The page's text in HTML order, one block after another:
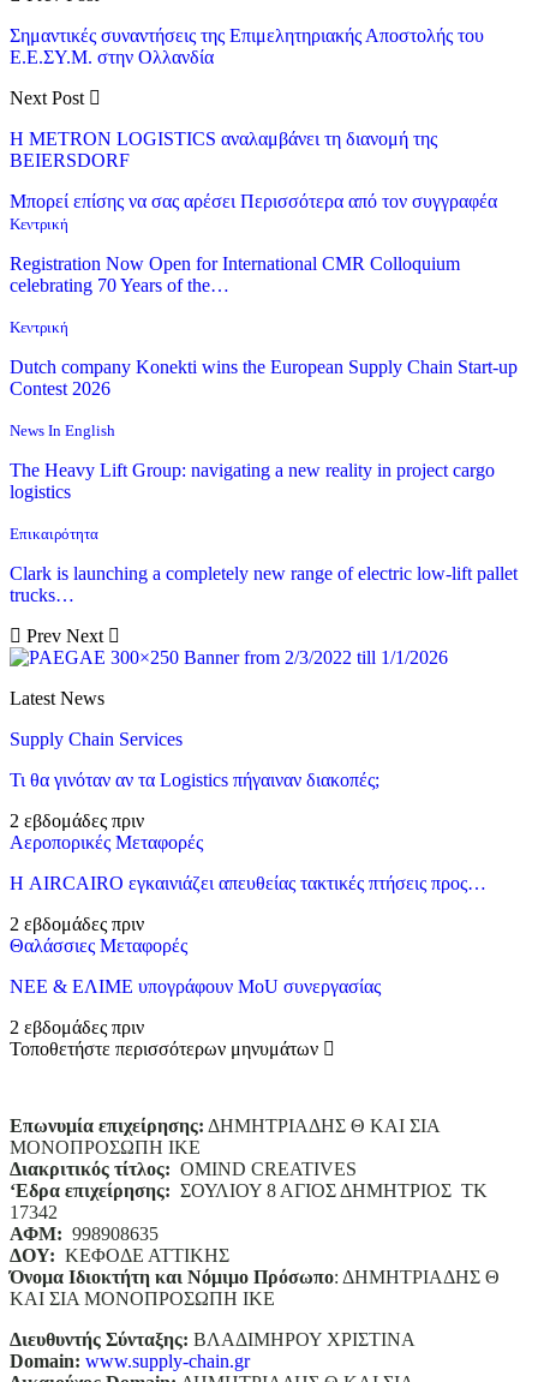
Σημαντικές συναντήσεις της Επιμελητηριακής Αποστολής του
Ε.Ε.ΣΥ.Μ. στην Ολλανδία
Next Post
Η METRON LOGISTICS αναλαμβάνει τη διανομή της
BEIERSDORF
Μπορεί επίσης να σας αρέσει Περισσότερα από τον συγγραφέα
Κεντρική
Registration Now Open for International CMR Colloquium
celebrating 70 Years of the…
Κεντρική
Dutch company Konekti wins the European Supply Chain Start-up
Contest 2026
News In English
The Heavy Lift Group: navigating a new reality in project cargo
logistics
Επικαιρότητα
Clark is launching a completely new range of electric low-lift pallet
trucks…
Prev Next
Latest News
Supply Chain Services
Τι θα γινόταν αν τα Logistics πήγαιναν διακοπές;
2 εβδομάδες πριν
Αεροπορικές Μεταφορές
Η AIRCAIRO εγκαινιάζει απευθείας τακτικές πτήσεις προς…
2 εβδομάδες πριν
Θαλάσσιες Μεταφορές
ΝΕΕ & ΕΛΙΜΕ υπογράφουν MoU συνεργασίας
2 εβδομάδες πριν
Τοποθετήστε περισσότερων μηνυμάτων
Επωνυμία επιχείρησης: ΔΗΜΗΤΡΙΑΔΗΣ Θ ΚΑΙ ΣΙΑ
ΜΟΝΟΠΡΟΣΩΠΗ ΙΚΕ
Διακριτικός τίτλος: ΟΜΙΝD CREATIVES
‘Eδρα επιχείρησης: ΣΟΥΛΙΟΥ 8 ΑΓΙΟΣ ΔΗΜΗΤΡΙΟΣ ΤΚ
17342
ΑΦΜ: 998908635
ΔΟΥ: ΚΕΦΟΔΕ ΑΤΤΙΚΗΣ
Όνομα Ιδιοκτήτη και Νόμιμο Πρόσωπο: ΔΗΜΗΤΡΙΑΔΗΣ Θ
ΚΑΙ ΣΙΑ ΜΟΝΟΠΡΟΣΩΠΗ ΙΚΕ
Διευθυντής Σύνταξης: ΒΛΑΔΙΜΗΡΟΥ ΧΡΙΣΤΙΝΑ
Domain: www.supply-chain.gr